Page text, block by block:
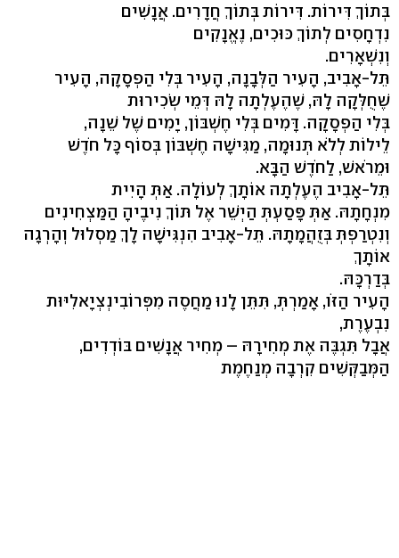
בְּתוֹךְ דִּירוֹת. דִּירוֹת בְּתוֹךְ חֲדָרִים. אֲנָשִׁים
נִדְחָסִים לְתוֹךְ כּוּכִים, נֶאֱנָקִים
וְנִשְׁאָרִים.
תֵּל-אָבִיב, הָעִיר הַלְּבָנָה, הָעִיר בְּלִי הַפְסָקָה, הָעִיר
שֶׁחֻלְּקָה לָהּ, שֶׁהֶעֶלְתָה לָהּ דְּמֵי שְׂכִירוּת
בְּלִי הַפְסָקָה. דָּמִים בְּלִי חֶשְׁבּוֹן, יָמִים שֶׁל שֵׁנָה,
לֵילוֹת לְלֹא תְּנוּמָה, מַגִּישָׁה חֶשְׁבּוֹן בְּסוֹף כָּל חֹדֶשׁ
וּמֵרֹאשׁ, לַחֹדֶשׁ הַבָּא.
תֵּל-אָבִיב הֶעֶלְתָה אוֹתָךְ לְעוֹלָה. אַתְּ הָיִית
מִנְחָתָהּ. אַתְּ פָּסַעְתְּ הַיְשֵׁר אֶל תּוֹךְ נִיבֶיהָ הַמַּצְחִינִים
וְנִטְרַפְתְּ בְּזֻהֲמָתָהּ. תֵּל-אָבִיב הִנְגִּישָׁה לָךְ מַסְלוּל וְהָרְגָה
אוֹתָךְ
בְּדַרְכָּהּ.
הָעִיר הַזֹּו, אָמַרְתְּ, תִּתֵּן לָנוּ מַחֲסֶה מִפְּרוֹבִינְצְיָאלִיּוּת
נִבְעֶרֶת,
אֲבָל תִּגְבֶּה אֶת מְחִירָהּ – מְחִיר אֲנָשִׁים בּוֹדְדִים,
הַמְּבַקְּשִׁים קִרְבָה מְנַחֶמֶת